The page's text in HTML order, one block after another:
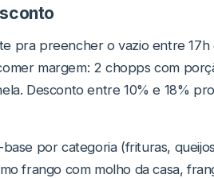
pra preencher o vazio entre 17h
margem: 2 chopps com
Desconto entre 10% e 18%
por categoria (frituras,
frango com molho da casa,